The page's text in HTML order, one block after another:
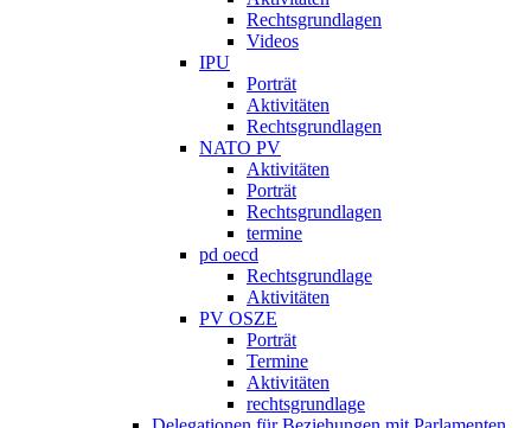
Rechtsgrundlagen
Videos
IPU
Porträt
Aktivitäten
Rechtsgrundlagen
NATO PV
Aktivitäten
Porträt
Rechtsgrundlagen
termine
pd oecd
Rechtsgrundlage
Aktivitäten
PV OSZE
Porträt
Termine
Aktivitäten
rechtsgrundlage